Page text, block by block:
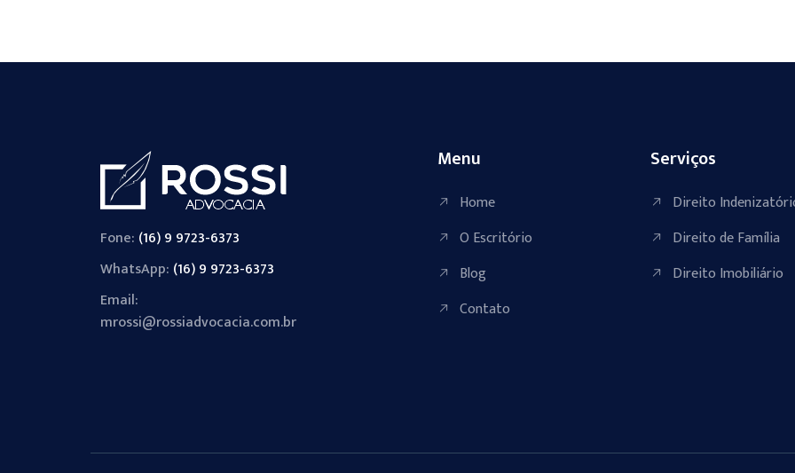
Fone: (16) 9 9723-6373
WhatsApp: (16) 9 9723-6373
Email:
mrossi@rossiadvocacia.com.br
Menu
Home
O Escritório
Blog
Contato
Serviços
Direito
Direito de Família
Direito Imobiliário